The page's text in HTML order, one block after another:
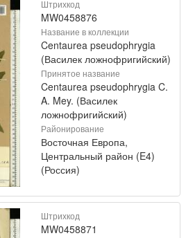
Штрихкод
MW0458876
Название в коллекции
Centaurea pseudophrygia
(Василек ложнофригийский)
Принятое название
Centaurea pseudophrygia C.
A. Mey. (Василек
ложнофригийский)
Районирование
Восточная Европа,
Центральный район (E4)
(Россия)
Штрихкод
MW0458871